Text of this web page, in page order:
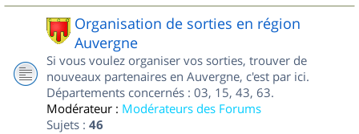
Organisation de sorties en région
Auvergne
Si vous voulez organiser vos sorties, trouver de
nouveaux partenaires en Auvergne, c'est par ici.
Départements concernés : 03, 15, 43, 63.
Modérateur : Modérateurs des Forums
Sujets : 46